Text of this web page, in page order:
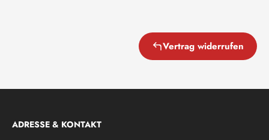
Vertrag widerrufen
ADRESSE & KONTAKT